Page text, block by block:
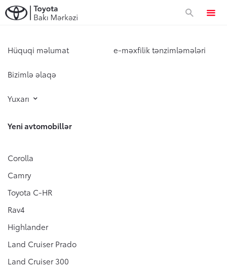
Approved Used
Toyota Kasko
Ehtiyat hissələri və aksesuarlar
Korporativ təklif
Korporativ təklif
Toyota dünyası
Toyota haqqında
Hüquqi məlumat e-məxfilik tənzimləmələri
Bizimlə əlaqə
Yuxarı
Yeni avtomobillər
Corolla
Camry
Toyota C-HR
Rav4
Highlander
Land Cruiser Prado
Land Cruiser 300